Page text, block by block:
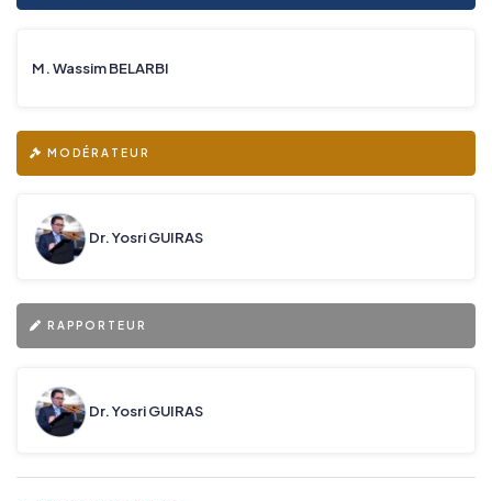
M. Wassim BELARBI
MODÉRATEUR
Dr. Yosri GUIRAS
RAPPORTEUR
Dr. Yosri GUIRAS